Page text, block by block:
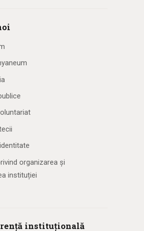
organizarea și
instituției
instituțională